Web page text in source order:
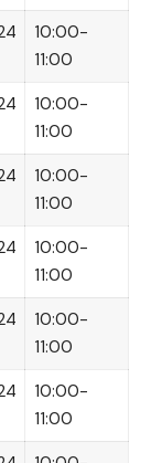
10:00-
11:00
10:00-
11:00
10:00-
11:00
10:00-
11:00
10:00-
11:00
10:00-
11:00